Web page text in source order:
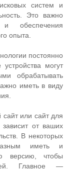
систем и
Это важно
обеспечения
опыта.
постоянно
могут
обрабатывать
иметь в виду
сайт или сайт для
зависит от ваших
В некоторых
иметь и
версию, чтобы
Главное —